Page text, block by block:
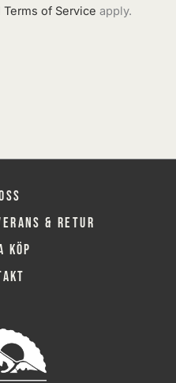
Terms of Service apply.
& retur
köp